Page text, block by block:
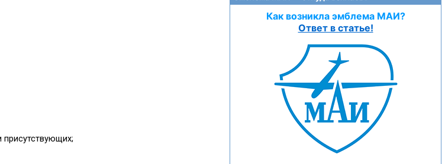
Как возникла эмблема МАИ?
Ответ в статье!